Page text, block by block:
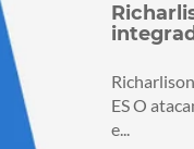
ES O
e...